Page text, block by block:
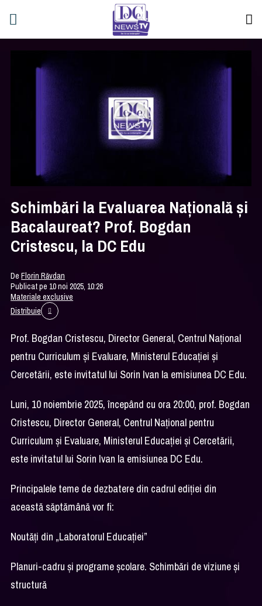
Schimbări la Evaluarea Națională și
Bacalaureat? Prof. Bogdan
Cristescu, la DC Edu
DeFlorin Răvdan
Publicat pe 10 noi 2025, 10:26
Materiale exclusive
Distribuie
Prof. Bogdan Cristescu, Director General, Centrul Național
pentru Curriculum și Evaluare, Ministerul Educației și
Cercetării, este invitatul lui Sorin Ivan la emisiunea DC Edu.
Luni, 10 noiembrie 2025, începând cu ora 20:00, prof. Bogdan
Cristescu, Director General, Centrul Național pentru
Curriculum și Evaluare, Ministerul Educației și Cercetării,
este invitatul lui Sorin Ivan la emisiunea DC Edu.
Principalele teme de dezbatere din cadrul ediției din
această săptămână vor fi:
Noutăți din „Laboratorul Educației”
Planuri-cadru și programe școlare. Schimbări de viziune și
structură